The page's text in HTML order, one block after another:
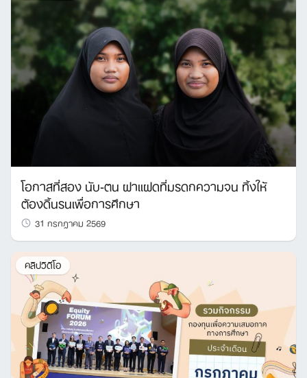
โอกาสที่สอง นับ-ตน ฝาแฝดที่มรดกความจน ทิ้งให้
ต้องดิ้นรนเพื่อการศึกษา
31 กรกฎาคม 2569
คลิปวิดีโอ